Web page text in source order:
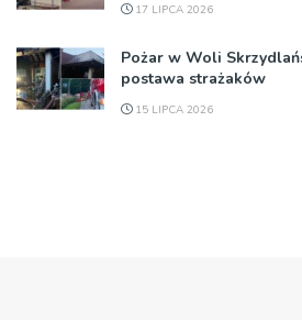
17 LIPCA 2026
Pożar w Woli
postawa strażaków
15 LIPCA 2026